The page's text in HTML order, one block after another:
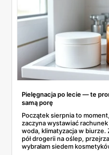
Pielęgnacja po lecie — te
samą porę
Początek sierpnia to
zaczyna wystawiać
woda, klimatyzacja w biurze.
pół drogerii na oślep,
wybrałam siedem